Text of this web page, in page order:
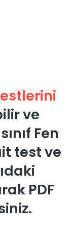
ve
Fen
test ve
PDF